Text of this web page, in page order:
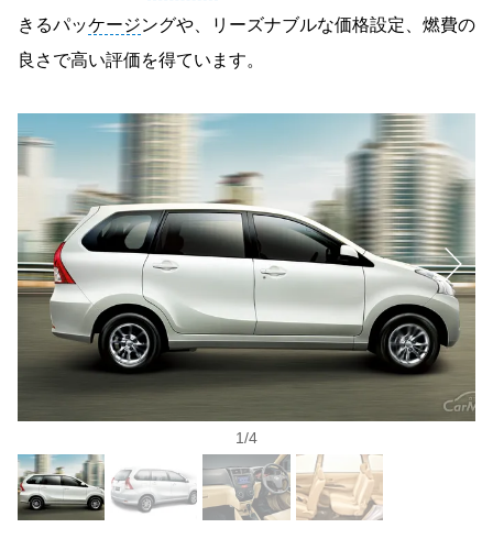
きるパッケージングや、リーズナブルな価格設定、燃費の
良さで高い評価を得ています。
1/4